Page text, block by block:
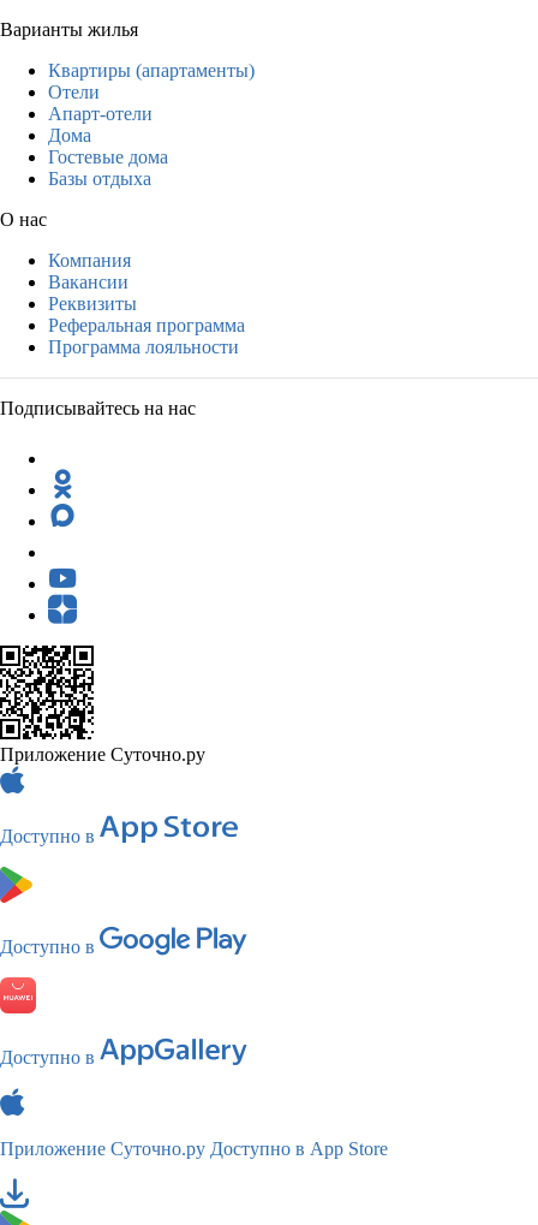
Варианты жилья
Квартиры (апартаменты)
Отели
Апарт-отели
Дома
Гостевые дома
Базы отдыха
О нас
Компания
Вакансии
Реквизиты
Реферальная программа
Программа лояльности
Подписывайтесь на нас
Приложение Суточно.ру
Доступно в
Доступно в
Доступно в
Приложение Суточно.ру Доступно в App Store